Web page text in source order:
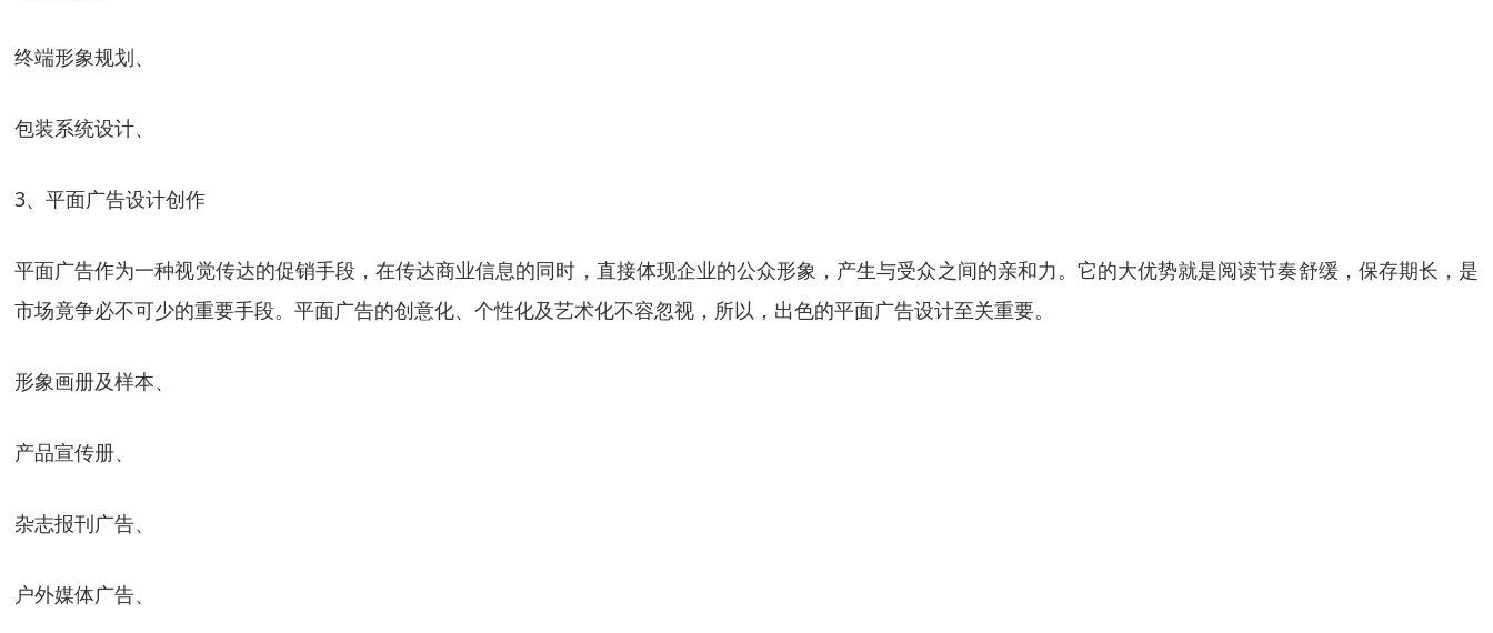
终端形象规划、
包装系统设计、
3、平面广告设计创作
平面广告作为一种视觉传达的促销手段，在传达商业信息的同时，直接体现企业的公众形象，产生与受众之间的亲和力。它的大优势就是阅读节奏舒缓，保存期长，是
市场竟争必不可少的重要手段。平面广告的创意化、个性化及艺术化不容忽视，所以，出色的平面广告设计至关重要。
形象画册及样本、
产品宣传册、
杂志报刊广告、
户外媒体广告、